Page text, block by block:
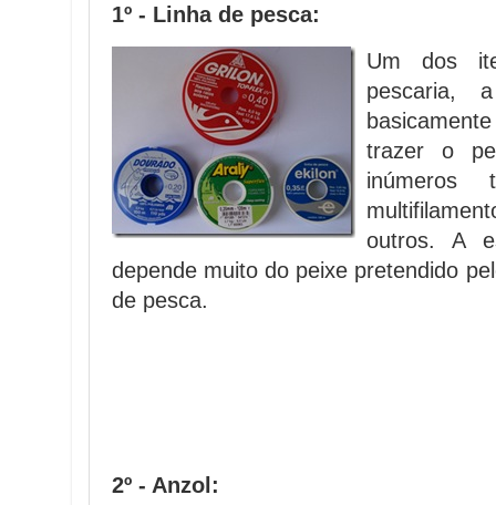
1º - Linha de pesca:
Um dos
pescaria,
trazer o
inúmeros
outros. A
depende muito do peixe pretendido
de pesca.
2º - Anzol: